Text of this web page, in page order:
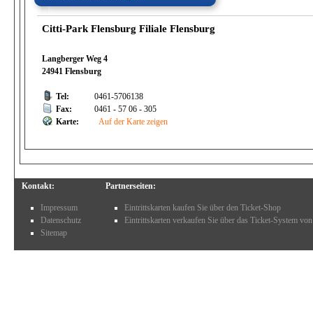
Citti-Park Flensburg Filiale Flensburg
Langberger Weg 4
24941 Flensburg
Tel:
0461-5706138
Fax:
0461 - 57 06 - 305
Karte:
Auf der Karte zeigen
Kontakt:
Impressum
Datenschutz
Sitemap
Partnerseiten:
Eintrittskarten kaufen Sie über den Ticket-Shop
Eintrittskarten verkaufen Sie über das Ticket-System